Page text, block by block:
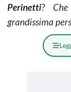
Perinetti?
grandissima